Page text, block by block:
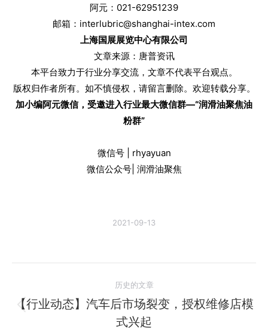
阿元：021-62951239
邮箱：interlubric@shanghai-intex.com
上海国展展览中心有限公司
文章来源：唐普资讯
本平台致力于行业分享交流，文章不代表平台观点。
版权归作者所有。如不慎侵权，请留言删除。欢迎转载分享。
加小编阿元微信，受邀进入行业最大微信群—“润滑油聚焦油
粉群”
微信号 | rhyayuan
微信公众号| 润滑油聚焦
2021-09-13
章
历史的文章
历
史
【行业动态】汽车后市场裂变，授权维修店模
式兴起